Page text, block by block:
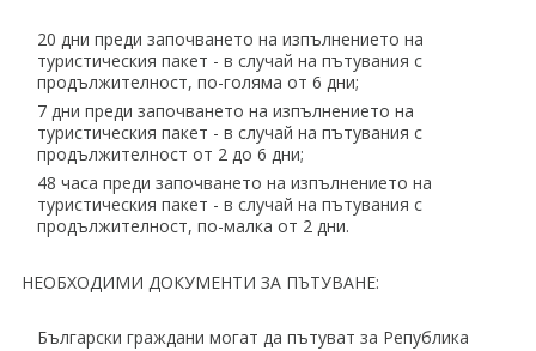
20 дни преди започването на изпълнението на
туристическия пакет - в случай на пътувания с
продължителност, по-голяма от 6 дни;
7 дни преди започването на изпълнението на
туристическия пакет - в случай на пътувания с
продължителност от 2 до 6 дни;
48 часа преди започването на изпълнението на
туристическия пакет - в случай на пътувания с
продължителност, по-малка от 2 дни.
НЕОБХОДИМИ ДОКУМЕНТИ ЗА ПЪТУВАНЕ:
Български граждани могат да пътуват за Република